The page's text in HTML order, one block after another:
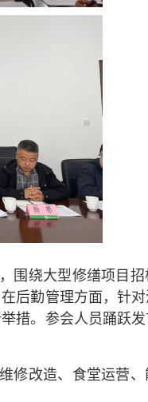
围绕大型修缮项目
后勤管理方面，针
措。参会人员踊跃
修改造、食堂运营